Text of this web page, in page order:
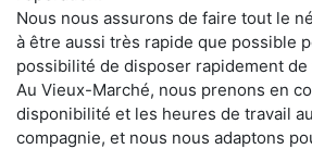
Nous nous assurons de faire tout le
à être aussi très rapide que possible
possibilité de disposer rapidement de
Au Vieux-Marché, nous prenons en
disponibilité et les heures de travail
compagnie, et nous nous adaptons